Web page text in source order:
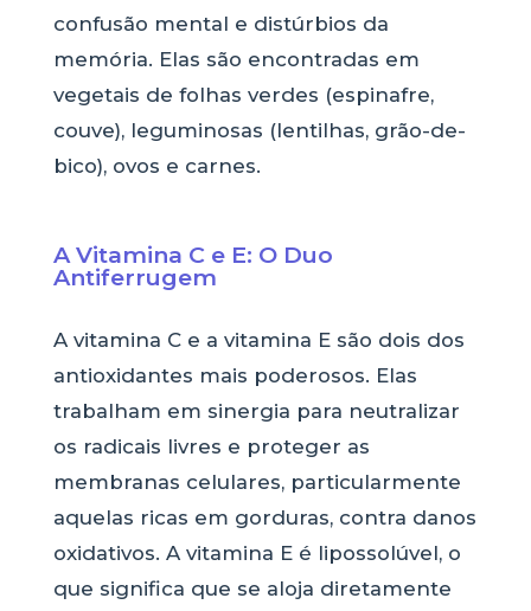
confusão mental e distúrbios da
memória. Elas são encontradas em
vegetais de folhas verdes (espinafre,
couve), leguminosas (lentilhas, grão-de-
bico), ovos e carnes.
A Vitamina C e E: O Duo
Antiferrugem
A vitamina C e a vitamina E são dois dos
antioxidantes mais poderosos. Elas
trabalham em sinergia para neutralizar
os radicais livres e proteger as
membranas celulares, particularmente
aquelas ricas em gorduras, contra danos
oxidativos. A vitamina E é lipossolúvel, o
que significa que se aloja diretamente